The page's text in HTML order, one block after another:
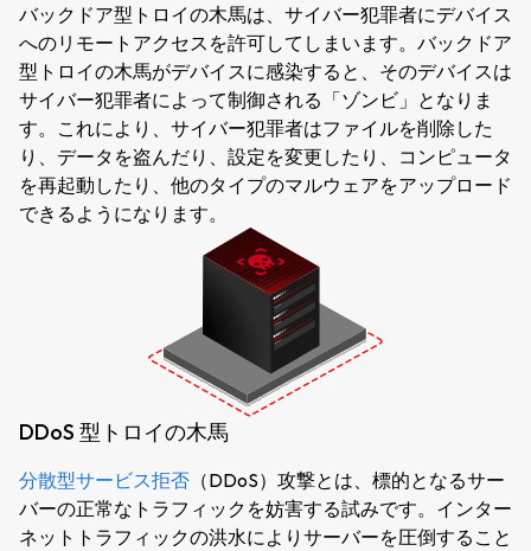
バックドア型トロイの木馬は、サイバー犯罪者にデバイス
へのリモートアクセスを許可してしまいます。バックドア
型トロイの木馬がデバイスに感染すると、そのデバイスは
サイバー犯罪者によって制御される「ゾンビ」となりま
す。これにより、サイバー犯罪者はファイルを削除した
り、データを盗んだり、設定を変更したり、コンピュータ
を再起動したり、他のタイプのマルウェアをアップロード
できるようになります。
DDoS 型トロイの木馬
分散型サービス拒否 （DDoS）攻撃とは、標的となるサー
バーの正常なトラフィックを妨害する試みです。インター
ネットトラフィックの洪水によりサーバーを圧倒すること